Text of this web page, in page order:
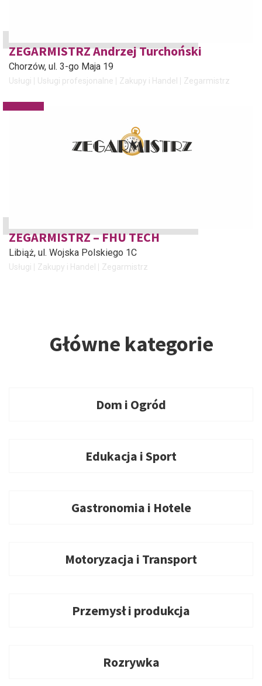
ZEGARMISTRZ Andrzej Turchoński
Chorzów, ul. 3-go Maja 19
Usługi Usługi profesjonalne Zakupy i Handel Zegarmistrz
ZEGARMISTRZ – FHU TECH
Libiąż, ul. Wojska Polskiego 1C
Usługi Zakupy i Handel Zegarmistrz
Główne kategorie
Dom i Ogród
Edukacja i Sport
Gastronomia i Hotele
Motoryzacja i Transport
Przemysł i produkcja
Rozrywka